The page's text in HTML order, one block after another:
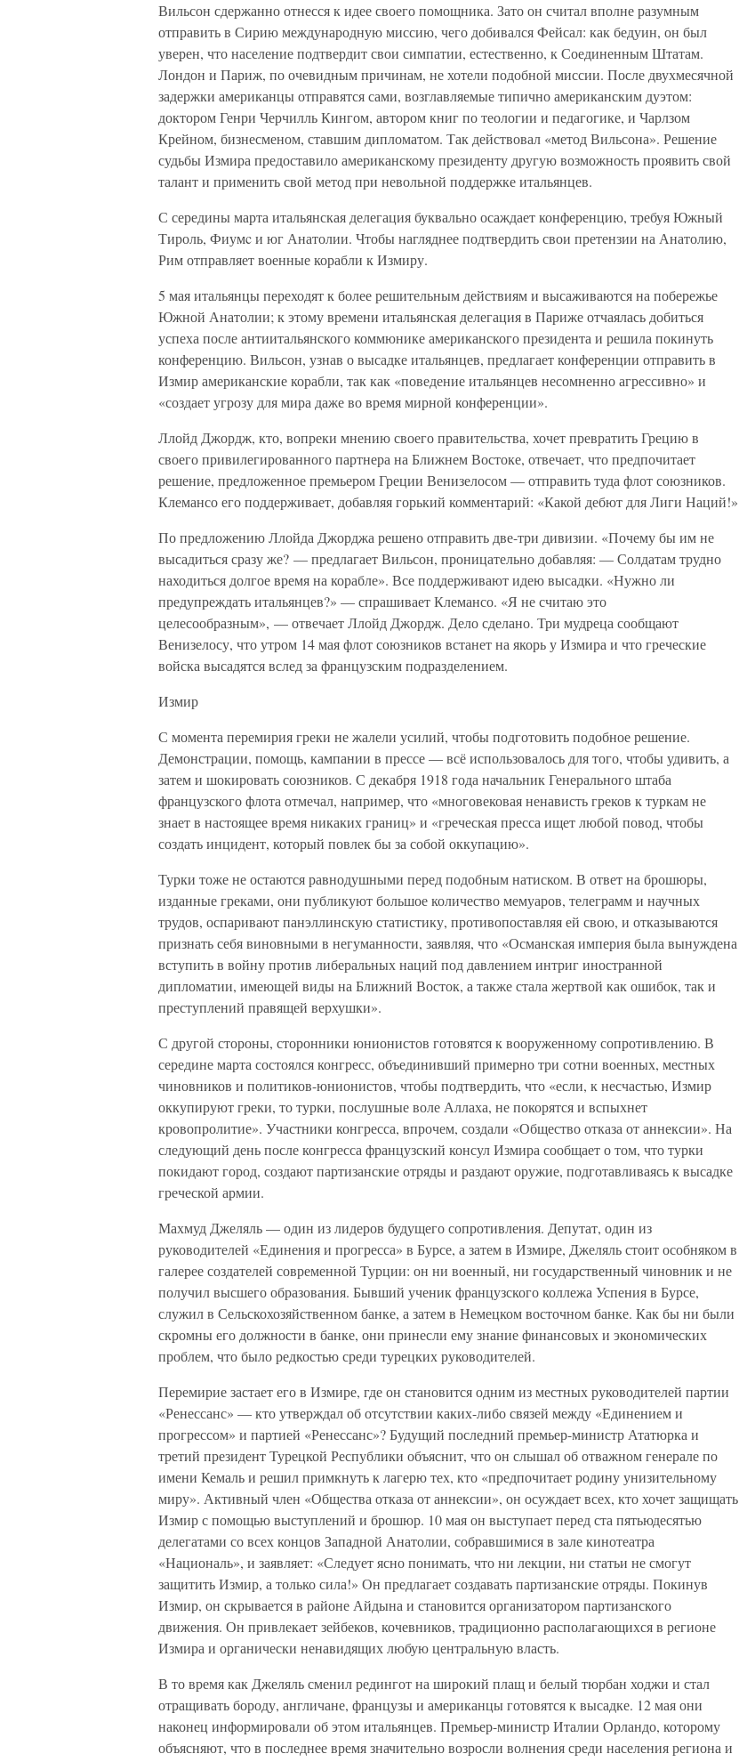
Вильсон сдержанно отнесся к идее своего помощника. Зато он считал вполне разумным
отправить в Сирию международную миссию, чего добивался Фейсал: как бедуин, он был
уверен, что население подтвердит свои симпатии, естественно, к Соединенным Штатам.
Лондон и Париж, по очевидным причинам, не хотели подобной миссии. После двухмесячной
задержки американцы отправятся сами, возглавляемые типично американским дуэтом:
доктором Генри Черчилль Кингом, автором книг по теологии и педагогике, и Чарлзом
Крейном, бизнесменом, ставшим дипломатом. Так действовал «метод Вильсона». Решение
судьбы Измира предоставило американскому президенту другую возможность проявить свой
талант и применить свой метод при невольной поддержке итальянцев.
С середины марта итальянская делегация буквально осаждает конференцию, требуя Южный
Тироль, Фиумc и юг Анатолии. Чтобы нагляднее подтвердить свои претензии на Анатолию,
Рим отправляет военные корабли к Измиру.
5 мая итальянцы переходят к более решительным действиям и высаживаются на побережье
Южной Анатолии; к этому времени итальянская делегация в Париже отчаялась добиться
успеха после антиитальянского коммюнике американского президента и решила покинуть
конференцию. Вильсон, узнав о высадке итальянцев, предлагает конференции отправить в
Измир американские корабли, так как «поведение итальянцев несомненно агрессивно» и
«создает угрозу для мира даже во время мирной конференции».
Ллойд Джордж, кто, вопреки мнению своего правительства, хочет превратить Грецию в
своего привилегированного партнера на Ближнем Востоке, отвечает, что предпочитает
решение, предложенное премьером Греции Венизелосом — отправить туда флот союзников.
Клемансо его поддерживает, добавляя горький комментарий: «Какой дебют для Лиги Наций!»
По предложению Ллойда Джорджа решено отправить две-три дивизии. «Почему бы им не
высадиться сразу же? — предлагает Вильсон, проницательно добавляя: — Солдатам трудно
находиться долгое время на корабле». Все поддерживают идею высадки. «Нужно ли
предупреждать итальянцев?» — спрашивает Клемансо. «Я не считаю это
целесообразным», — отвечает Ллойд Джордж. Дело сделано. Три мудреца сообщают
Венизелосу, что утром 14 мая флот союзников встанет на якорь у Измира и что греческие
войска высадятся вслед за французским подразделением.
Измир
С момента перемирия греки не жалели усилий, чтобы подготовить подобное решение.
Демонстрации, помощь, кампании в прессе — всё использовалось для того, чтобы удивить, а
затем и шокировать союзников. С декабря 1918 года начальник Генерального штаба
французского флота отмечал, например, что «многовековая ненависть греков к туркам не
знает в настоящее время никаких границ» и «греческая пресса ищет любой повод, чтобы
создать инцидент, который повлек бы за собой оккупацию».
Турки тоже не остаются равнодушными перед подобным натиском. В ответ на брошюры,
изданные греками, они публикуют большое количество мемуаров, телеграмм и научных
трудов, оспаривают панэллинскую статистику, противопоставляя ей свою, и отказываются
признать себя виновными в негуманности, заявляя, что «Османская империя была вынуждена
вступить в войну против либеральных наций под давлением интриг иностранной
дипломатии, имеющей виды на Ближний Восток, а также стала жертвой как ошибок, так и
преступлений правящей верхушки».
С другой стороны, сторонники юнионистов готовятся к вооруженному сопротивлению. В
середине марта состоялся конгресс, объединивший примерно три сотни военных, местных
чиновников и политиков-юнионистов, чтобы подтвердить, что «если, к несчастью, Измир
оккупируют греки, то турки, послушные воле Аллаха, не покорятся и вспыхнет
кровопролитие». Участники конгресса, впрочем, создали «Общество отказа от аннексии». На
следующий день после конгресса французский консул Измира сообщает о том, что турки
покидают город, создают партизанские отряды и раздают оружие, подготавливаясь к высадке
греческой армии.
Махмуд Джеляль — один из лидеров будущего сопротивления. Депутат, один из
руководителей «Единения и прогресса» в Бурсе, а затем в Измире, Джеляль стоит особняком в
галерее создателей современной Турции: он ни военный, ни государственный чиновник и не
получил высшего образования. Бывший ученик французского коллежа Успения в Бурсе,
служил в Сельскохозяйственном банке, а затем в Немецком восточном банке. Как бы ни были
скромны его должности в банке, они принесли ему знание финансовых и экономических
проблем, что было редкостью среди турецких руководителей.
Перемирие застает его в Измире, где он становится одним из местных руководителей партии
«Ренессанс» — кто утверждал об отсутствии каких-либо связей между «Единением и
прогрессом» и партией «Ренессанс»? Будущий последний премьер-министр Ататюрка и
третий президент Турецкой Республики объяснит, что он слышал об отважном генерале по
имени Кемаль и решил примкнуть к лагерю тех, кто «предпочитает родину унизительному
миру». Активный член «Общества отказа от аннексии», он осуждает всех, кто хочет защищать
Измир с помощью выступлений и брошюр. 10 мая он выступает перед ста пятьюдесятью
делегатами со всех концов Западной Анатолии, собравшимися в зале кинотеатра
«Националь», и заявляет: «Следует ясно понимать, что ни лекции, ни статьи не смогут
защитить Измир, а только сила!» Он предлагает создавать партизанские отряды. Покинув
Измир, он скрывается в районе Айдына и становится организатором партизанского
движения. Он привлекает зейбеков, кочевников, традиционно располагающихся в регионе
Измира и органически ненавидящих любую центральную власть.
В то время как Джеляль сменил редингот на широкий плащ и белый тюрбан ходжи и стал
отращивать бороду, англичане, французы и американцы готовятся к высадке. 12 мая они
наконец информировали об этом итальянцев. Премьер-министр Италии Орландо, которому
объясняют, что в последнее время значительно возросли волнения среди населения региона и